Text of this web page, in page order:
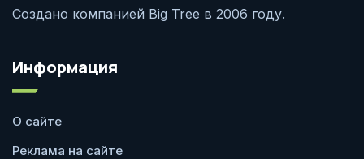
Создано компанией Big Tree в 2006 году.
Информация
О сайте
Реклама на сайте